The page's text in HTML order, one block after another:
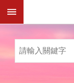
跳到主要內容區塊